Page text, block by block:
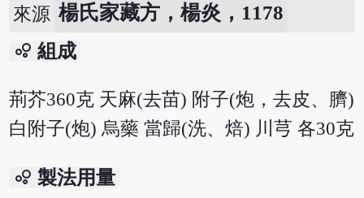
來源 楊氏家藏方，楊炎，1178
bubble_chart 組成
荊芥360克 天麻(去苗) 附子(炮，去皮、臍)
白附子(炮) 烏藥 當歸(洗、焙) 川芎 各30克
bubble_chart 製法用量